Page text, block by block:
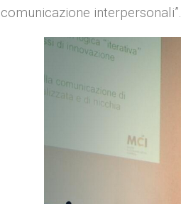
comunicazione interpersonali”.